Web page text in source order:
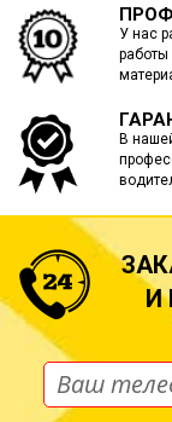
У нас
В
И